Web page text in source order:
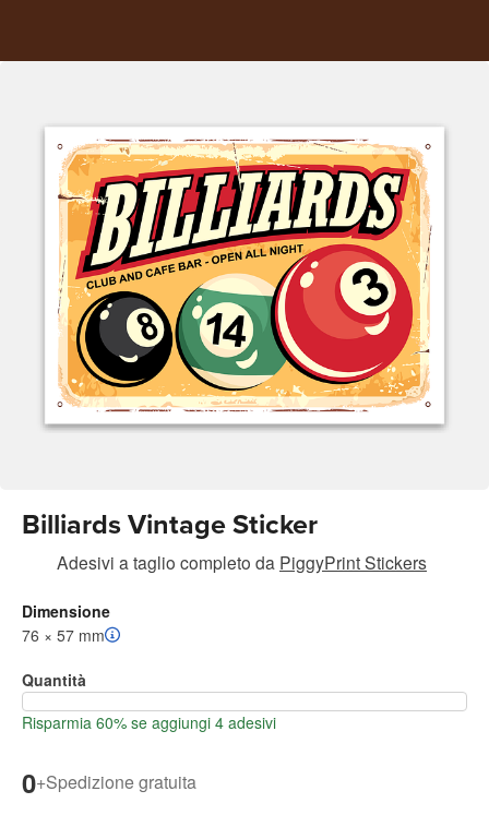
Billiards Vintage Sticker
Adesivi a taglio completo da PiggyPrint Stickers
Dimensione
76 × 57 mm
Quantità
Risparmia 60% se aggiungi 4 adesivi
0+Spedizione gratuita